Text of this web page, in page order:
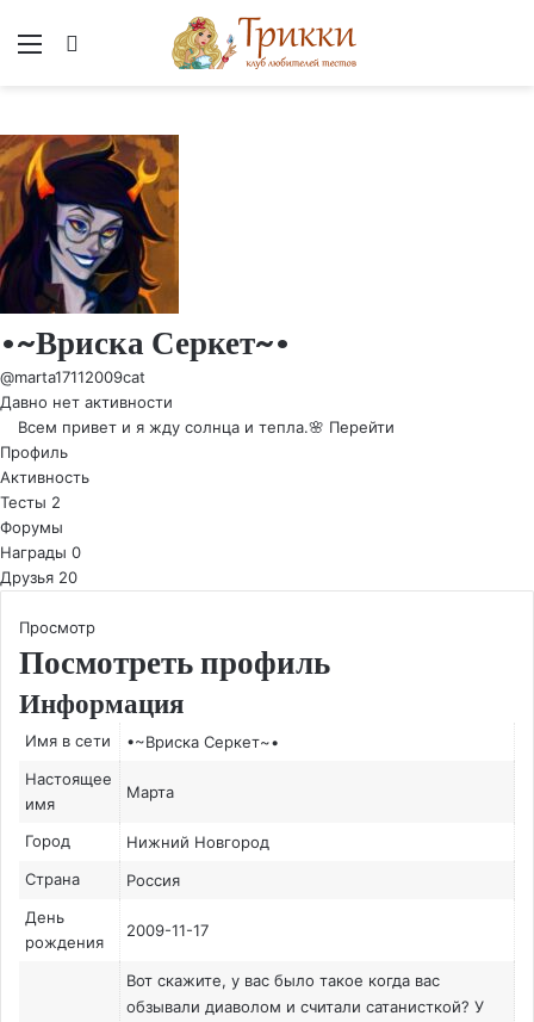
Меню
•~Вриска Серкет~•
@marta17112009cat
Давно нет активности
Всем привет и я жду солнца и тепла.🌸 Перейти
Профиль
Активность
Тесты 2
Форумы
Награды 0
Друзья 20
Просмотр
Посмотреть профиль
Информация
Имя в сети
•~Вриска Серкет~•
Настоящее
имя
Марта
Город
Нижний Новгород
Страна
Россия
День
рождения
2009-11-17
Вот скажите, у вас было такое когда вас
обзывали диаволом и считали сатанисткой? У